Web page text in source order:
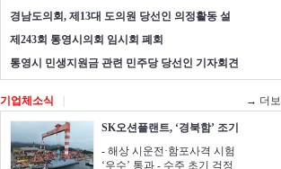
경남도의회, 제13대 도의원 당선인 의정활동 설
제243회 통영시의회 임시회 폐회
통영시 민생지원금 관련 민주당 당선인 기자회견
기업체소식 → 더보
SK오션플랜트, ‘경북함’ 조기
- 해상 시운전·함포사격 시험
‘우수’ 통과 - 수주 초기 걱정